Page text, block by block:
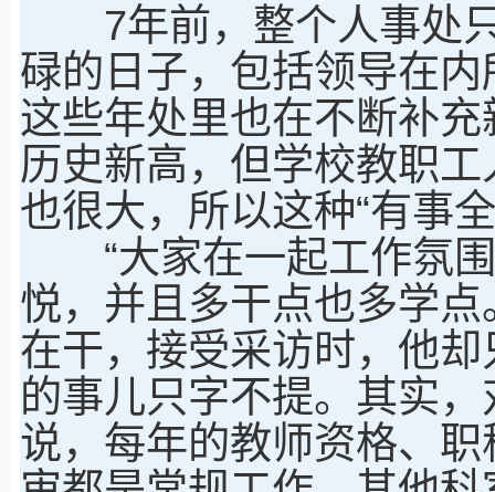
7年前，整个人事处只
碌的日子，包括领导在
这些年处里也在不断补充
历史新高，但学校教职
也很大，所以这种“有事
“大家在一起工作氛围
悦，并且多干点也多学
在干，接受采访时，他
的事儿只字不提。其实
说，每年的教师资格、